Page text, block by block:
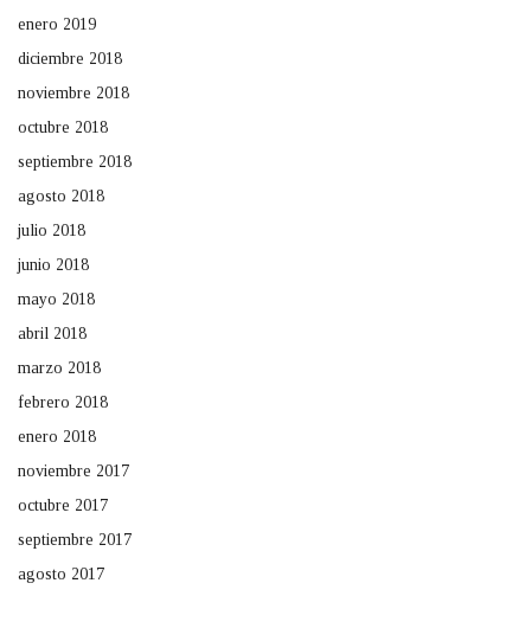
enero 2019
diciembre 2018
noviembre 2018
octubre 2018
septiembre 2018
agosto 2018
julio 2018
junio 2018
mayo 2018
abril 2018
marzo 2018
febrero 2018
enero 2018
noviembre 2017
octubre 2017
septiembre 2017
agosto 2017